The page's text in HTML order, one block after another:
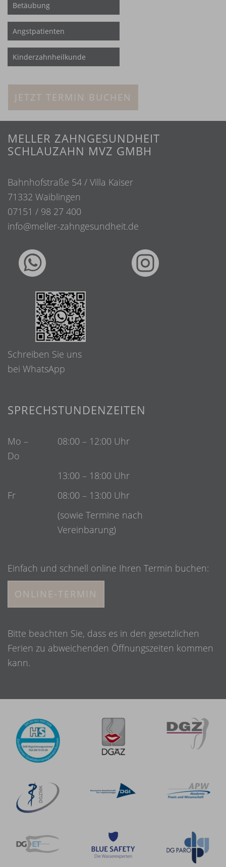
Betäubung
Angstpatienten
Kinderzahnheilkunde
JETZT TERMIN BUCHEN
MELLER ZAHNGESUNDHEIT
SCHLAUZAHN MVZ GMBH
Bahnhofstraße 54 / Villa Kaiser
71332 Waiblingen
07151 / 98 27 400
info@meller-zahngesundheit.de
Schreiben Sie uns
bei WhatsApp
SPRECHSTUNDENZEITEN
Mo –
Do
08:00 – 12:00 Uhr
13:00 – 18:00 Uhr
Fr
08:00 – 13:00 Uhr
(sowie Termine nach
Vereinbarung)
Einfach und schnell online Ihren Termin buchen:
ONLINE-TERMIN
Bitte beachten Sie, dass es in den gesetzlichen
Ferien zu abweichenden Öffnungszeiten kommen
kann.